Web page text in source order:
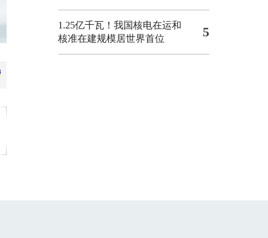
1.25亿千瓦！我国核电在运和
核准在建规模居世界首位
5